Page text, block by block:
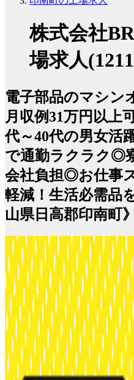
株式会社
場求人
電子部品のマシン
月収例31万円以上
代～40代の男女活
で通勤ラクラク◎
会社負担◎お仕事
軽減！生活必需品
山県日高郡印南町》